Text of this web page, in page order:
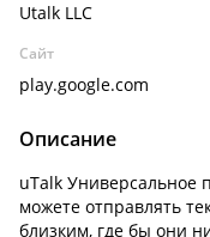
Utalk LLC
Сайт
play.google.com
Описание
uTalk Универсальное
можете отправлять
близким, где бы они